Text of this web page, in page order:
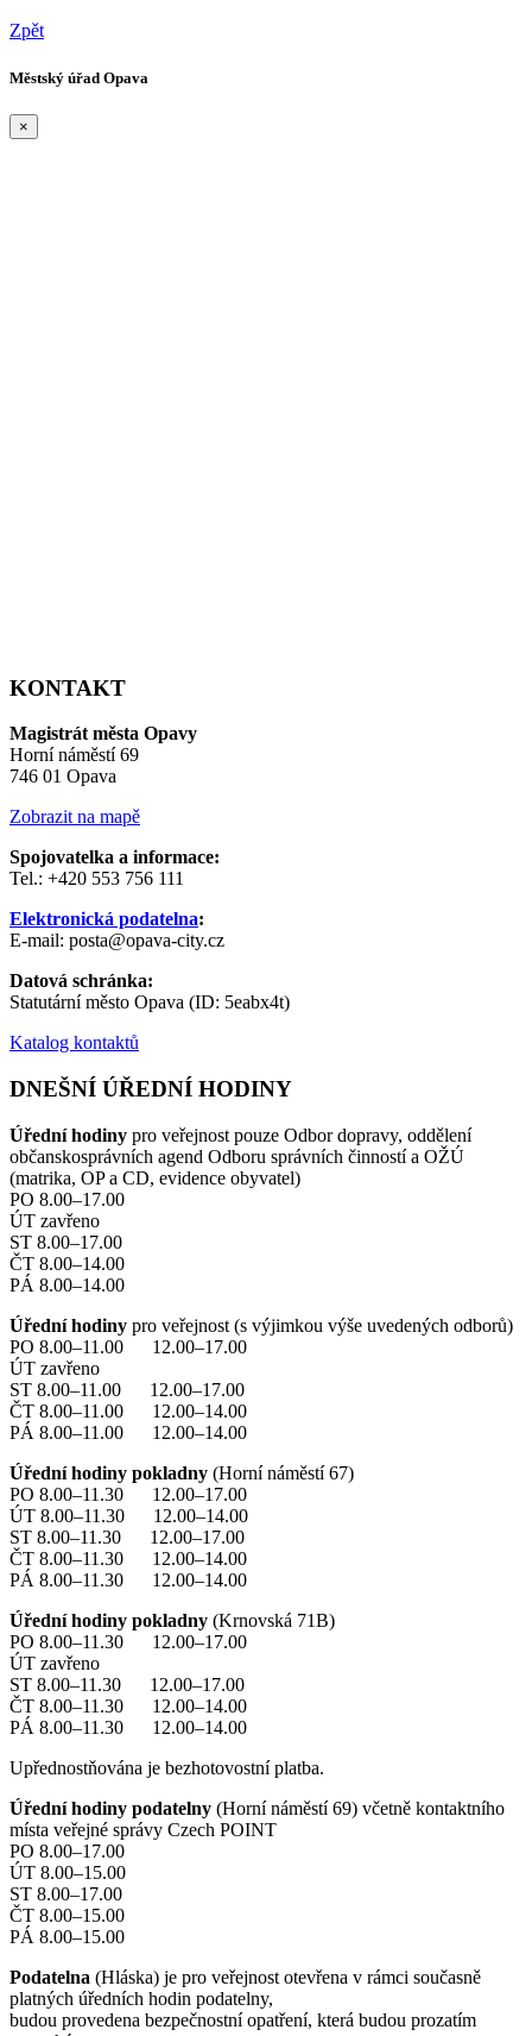
Zpět
Městský úřad Opava
×
KONTAKT
Magistrát města Opavy
Horní náměstí 69
746 01 Opava
Zobrazit na mapě
Spojovatelka a informace:
Tel.: +420 553 756 111
Elektronická podatelna:
E-mail: posta@opava-city.cz
Datová schránka:
Statutární město Opava (ID: 5eabx4t)
Katalog kontaktů
DNEŠNÍ ÚŘEDNÍ HODINY
Úřední hodiny pro veřejnost pouze Odbor dopravy, oddělení
občanskosprávních agend Odboru správních činností a OŽÚ
(matrika, OP a CD, evidence obyvatel)
PO 8.00–17.00
ÚT zavřeno
ST 8.00–17.00
ČT 8.00–14.00
PÁ 8.00–14.00
Úřední hodiny pro veřejnost (s výjimkou výše uvedených odborů)
PO 8.00–11.00 12.00–17.00
ÚT zavřeno
ST 8.00–11.00 12.00–17.00
ČT 8.00–11.00 12.00–14.00
PÁ 8.00–11.00 12.00–14.00
Úřední hodiny pokladny (Horní náměstí 67)
PO 8.00–11.30 12.00–17.00
ÚT 8.00–11.30 12.00–14.00
ST 8.00–11.30 12.00–17.00
ČT 8.00–11.30 12.00–14.00
PÁ 8.00–11.30 12.00–14.00
Úřední hodiny pokladny (Krnovská 71B)
PO 8.00–11.30 12.00–17.00
ÚT zavřeno
ST 8.00–11.30 12.00–17.00
ČT 8.00–11.30 12.00–14.00
PÁ 8.00–11.30 12.00–14.00
Upřednostňována je bezhotovostní platba.
Úřední hodiny podatelny (Horní náměstí 69) včetně kontaktního
místa veřejné správy Czech POINT
PO 8.00–17.00
ÚT 8.00–15.00
ST 8.00–17.00
ČT 8.00–15.00
PÁ 8.00–15.00
Podatelna (Hláska) je pro veřejnost otevřena v rámci současně
platných úředních hodin podatelny,
budou provedena bezpečnostní opatření, která budou prozatím